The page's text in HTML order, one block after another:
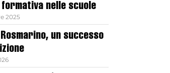
nelle scuole
2025
un successo